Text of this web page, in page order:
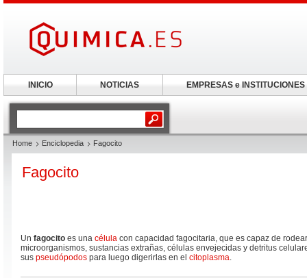
Home Enciclopedia Fagocito
Fagocito
Un fagocito es una célula con capacidad fagocitaria, que es capaz de
microorganismos, sustancias extrañas, células envejecidas y detritus
sus pseudópodos para luego digerirlas en el citoplasma.
INICIO NOTICIAS EMPRESAS e INSTITUCIONES